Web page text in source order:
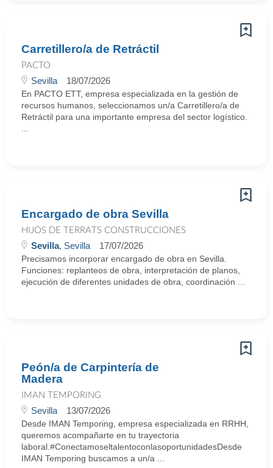
Carretillero/a de Retráctil
PACTO
Sevilla 18/07/2026
En PACTO ETT, empresa especializada en la gestión de
recursos humanos, seleccionamos un/a Carretillero/a de
Retráctil para una importante empresa del sector logístico.
Encargado de obra Sevilla
HIJOS DE TERRATS CONSTRUCCIONES
Sevilla, Sevilla 17/07/2026
Precisamos incorporar encargado de obra en Sevilla.
Funciones: replanteos de obra, interpretación de planos,
ejecución de diferentes unidades de obra, coordinación ...
Peón/a de Carpintería de
Madera
IMAN TEMPORING
Sevilla 13/07/2026
Desde IMAN Temporing, empresa especializada en RRHH,
queremos acompañarte en tu trayectoria
laboral.#ConectamoseltalentoconlasoportunidadesDesde
IMAN Temporing buscamos a un/a ...